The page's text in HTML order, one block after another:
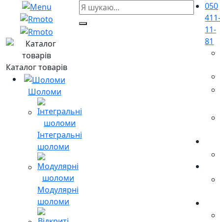
Каталог товарів
Шоломи
Інтегральні
шоломи
Модулярні
шоломи
050
11-
81